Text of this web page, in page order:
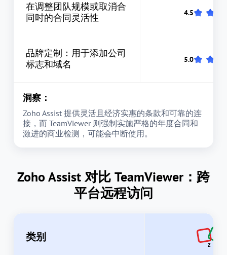
在调整团队规模或取消合
同时的合同灵活性
品牌定制：用于添加公司
标志和域名
洞察：
Zoho Assist 提供灵活且经济实惠的条款和可靠的连
接，而 TeamViewer 则强制实施严格的年度合同和
激进的商业检测，可能会中断使用。
Zoho Assist 对比 TeamViewer：跨
平台远程访问
类别